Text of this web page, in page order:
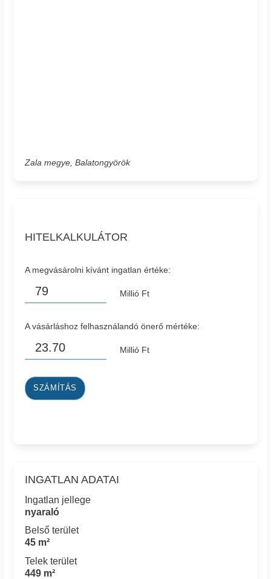
Zala megye, Balatongyörök
HITELKALKULÁTOR
A megvásárolni kívánt ingatlan értéke:
Millió Ft
A vásárláshoz felhasználandó önerő mértéke:
Millió Ft
SZÁMÍTÁS
INGATLAN ADATAI
Ingatlan jellege
nyaraló
Belső terület
45 m²
Telek terület
449 m²